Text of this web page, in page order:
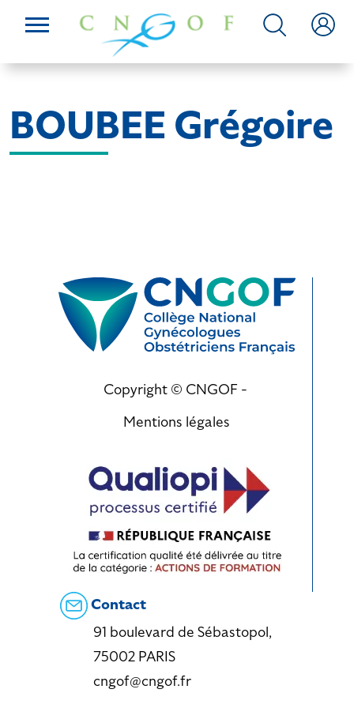
BOUBEE Grégoire
Copyright © CNGOF -
Mentions légales
Contact
91 boulevard de Sébastopol,
75002 PARIS
cngof@cngof.fr